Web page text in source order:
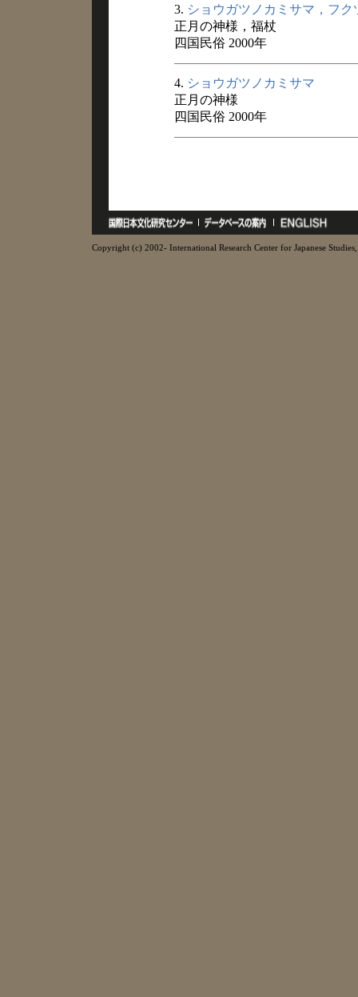
3. ショウガツノカミサマ，フク
正月の神様，福杖
四国民俗 2000年
4. ショウガツノカミサマ
正月の神様
四国民俗 2000年
Copyright (c) 2002- International Research Center for Japanese